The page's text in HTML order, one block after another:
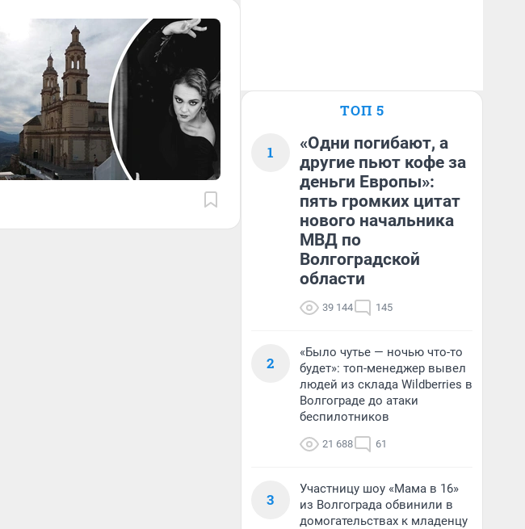
ТОП 5
1
«Одни погибают, а
другие пьют кофе за
деньги Европы»:
пять громких цитат
нового начальника
МВД по
Волгоградской
области
39 144 145
2
«Было чутье — ночью что-то
будет»: топ-менеджер вывел
людей из склада Wildberries в
Волгограде до атаки
беспилотников
21 688 61
3
Участницу шоу «Мама в 16»
из Волгограда обвинили в
домогательствах к младенцу